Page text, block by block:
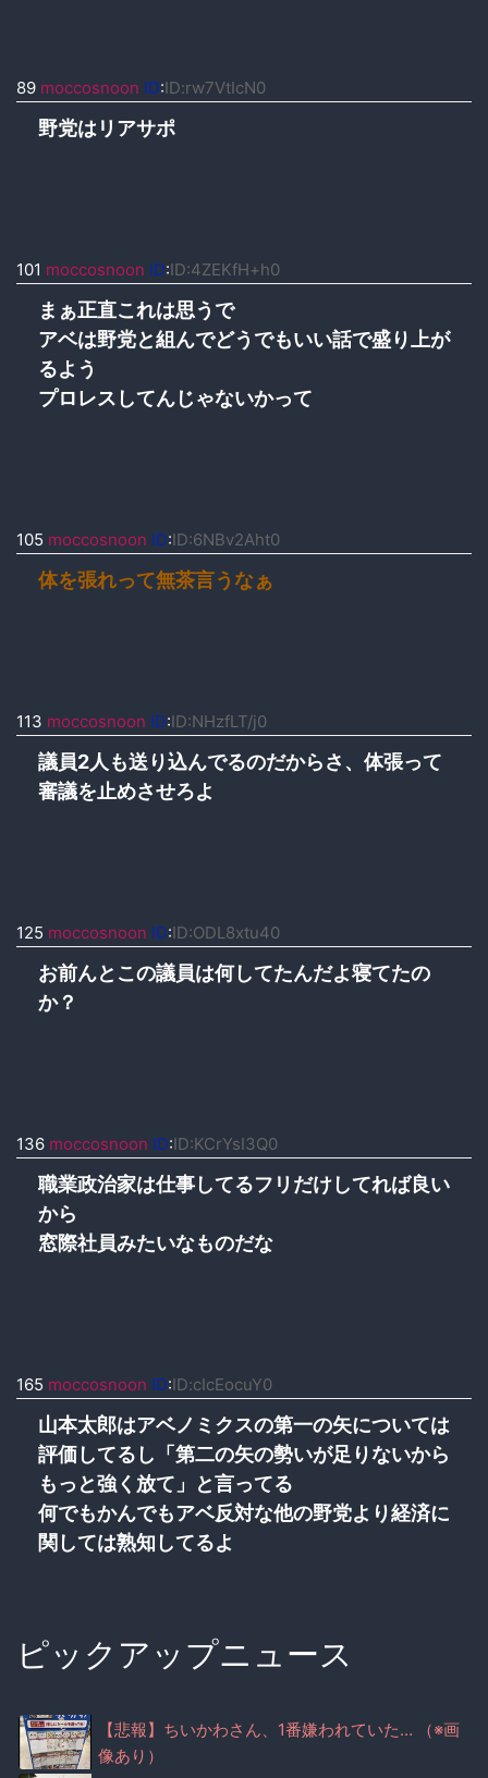
89 moccosnoon ID:ID:rw7VtIcN0
野党はリアサポ
101 moccosnoon ID:ID:4ZEKfH+h0
まぁ正直これは思うで
アベは野党と組んでどうでもいい話で盛り上が
るよう
プロレスしてんじゃないかって
105 moccosnoon ID:ID:6NBv2Aht0
体を張れって無茶言うなぁ
113 moccosnoon ID:ID:NHzfLT/j0
議員2人も送り込んでるのだからさ、体張って
審議を止めさせろよ
125 moccosnoon ID:ID:ODL8xtu40
お前んとこの議員は何してたんだよ寝てたの
か？
136 moccosnoon ID:ID:KCrYsI3Q0
職業政治家は仕事してるフリだけしてれば良い
から
窓際社員みたいなものだな
165 moccosnoon ID:ID:cIcEocuY0
山本太郎はアベノミクスの第一の矢については
評価してるし「第二の矢の勢いが足りないから
もっと強く放て」と言ってる
何でもかんでもアベ反対な他の野党より経済に
関しては熟知してるよ
ピックアップニュース
【悲報】ちいかわさん、1番嫌われていた… （※画
像あり）